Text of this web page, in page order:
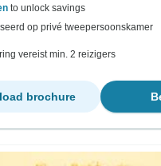
to unlock savings
op privé tweepersoonskamer
vereist min. 2 reizigers
brochure